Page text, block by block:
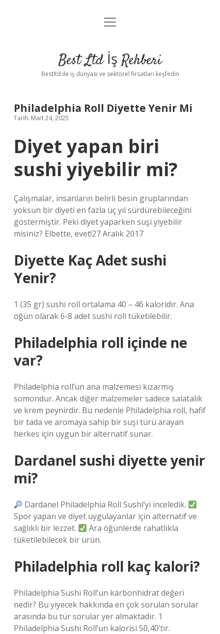
Anasayfa
Yasal Uyarı
menüyü
Best Ltd İş Rehberi
Bestltd ile iş dünyası ve sektörel fırsatları keşfedin
Philadelphia Roll Diyette Yenir Mi
Tarih: Mart 24, 2025
Diyet yapan biri
sushi yiyebilir mi?
Çalışmalar, insanların belirli besin gruplarından
yoksun bir diyeti en fazla üç yıl sürdürebileceğini
göstermiştir. Peki diyet yaparken suşi yiyebilir
misiniz? Elbette, evet!27 Aralık 2017
Diyette Kaç Adet sushi
Yenir?
1 (35 gr) sushi roll ortalama 40 – 46 kaloridir. Ana
öğün olarak 6-8 adet sushi roll tüketilebilir.
Philadelphia roll içinde ne
var?
Philadelphia roll’un ana malzemesi kızarmış
somondur. Ancak diğer malzemeler sadece salatalık
ve krem ​​peynirdir. Bu nedenle Philadelphia roll, hafif
bir tada ve aromaya sahip bir suşi türü arayan
herkes için uygun bir alternatif sunar.
Dardanel sushi diyette yenir
mi?
Dardanel Philadelphia Roll Sushi’yi inceledik.
Spor yapan ve diyet uygulayanlar için alternatif ve
sağlıklı bir lezzet.
Ara öğünlerde rahatlıkla
tüketilebilecek bir ürün.
Philadelphia roll kaç kalori?
Philadelphia Sushi Roll’un karbonhidrat değeri
nedir? Bu yiyecek hakkında en çok sorulan sorular
arasında bu tür sorular yer almaktadır. 1
Philadelphia Sushi Roll’un kalorisi 50,40’tır.